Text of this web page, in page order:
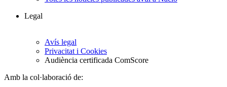
Legal
Avís legal
Privacitat i Cookies
Audiència certificada ComScore
Amb la col·laboració de: